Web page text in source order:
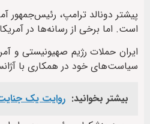
پیشتر دونالد ترامپ، رئیس‌جمهور
است. اما برخی از رسانه‌ها در
ایران حملات رژیم صهیونیستی و
سیاست‌های خود در همکاری با
بیشتر بخوانید: روایت یک